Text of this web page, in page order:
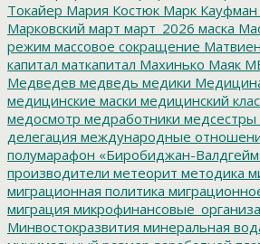
Токайер Мария Костюк Марк Кауфман
Марковский март март_2026 маска
режим массовое сокращение
капитал маткапитал Махинько Маяк
Медведев медведь медики
медицинские маски медицинский
медосмотр медработники медсестры
делегация международные
полумарафон «Биробиджан-
производители метеорит методика
миграционная политика
миграция
Минвостокразвития минеральная